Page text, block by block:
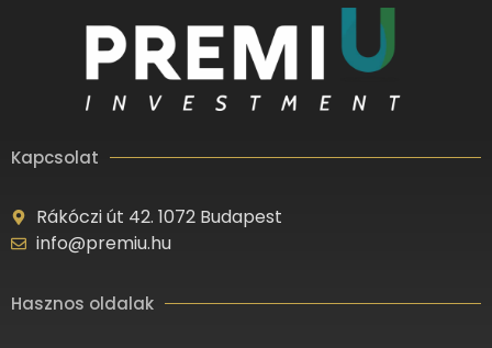
Kapcsolat
Rákóczi út 42. 1072 Budapest
info@premiu.hu
Hasznos oldalak